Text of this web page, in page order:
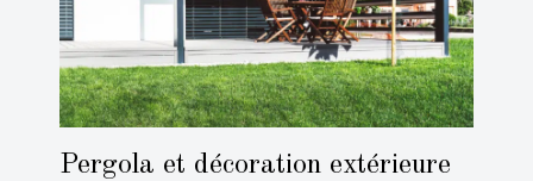
Pergola et décoration extérieure